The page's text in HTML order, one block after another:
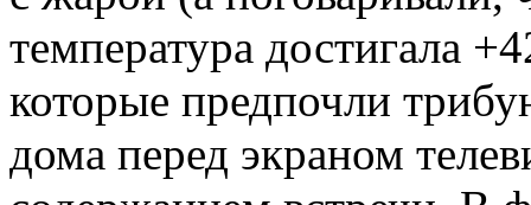
температура достигала
которые предпочли
дома перед экраном